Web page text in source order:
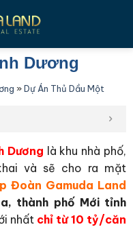
Dương
»Dự Án Thủ Dầu Một
Dương là khu nhà phố,
và sẽ cho ra mặt
Đoàn Gamuda Land
thành phố Mới tỉnh
nhất chỉ từ 10 tỷ/căn